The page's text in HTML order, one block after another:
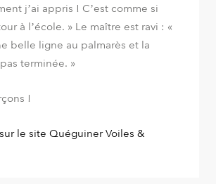
j’ai appris ! C’est comme si
à l’école. » Le maître est ravi : «
belle ligne au palmarès et la
terminée. »
!
le site Quéguiner Voiles &